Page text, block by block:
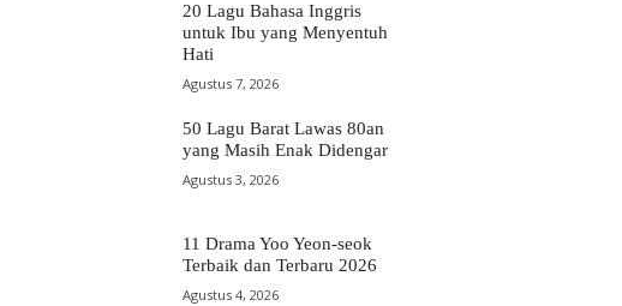
20 Lagu Bahasa Inggris
untuk Ibu yang Menyentuh
Hati
Agustus 7, 2026
50 Lagu Barat Lawas 80an
yang Masih Enak Didengar
Agustus 3, 2026
11 Drama Yoo Yeon-seok
Terbaik dan Terbaru 2026
Agustus 4, 2026